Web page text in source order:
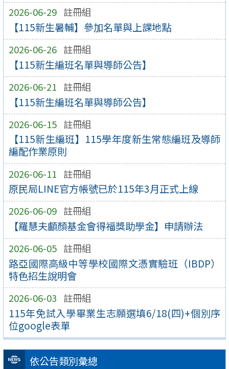
2026-06-29 註冊組
【115新生暑輔】參加名單與上課地點
2026-06-26 註冊組
【115新生編班名單與導師公告】
2026-06-21 註冊組
【115新生編班名單與導師公告】
2026-06-15 註冊組
【115新生編班】115學年度新生常態編班及導師
編配作業原則
2026-06-11 註冊組
原民局LINE官方帳號已於115年3月正式上線
2026-06-09 註冊組
【羅慧夫顱顏基金會得福獎助學金】申請辦法
2026-06-05 註冊組
路亞國際高級中等學校國際文憑實驗班（IBDP）
特色招生說明會
2026-06-03 註冊組
115年免試入學畢業生志願選填6/18(四)+個別序
位google表單
依公告類別彙總